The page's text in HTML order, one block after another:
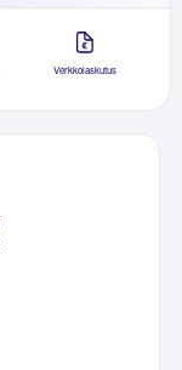
Verkkolaskutus